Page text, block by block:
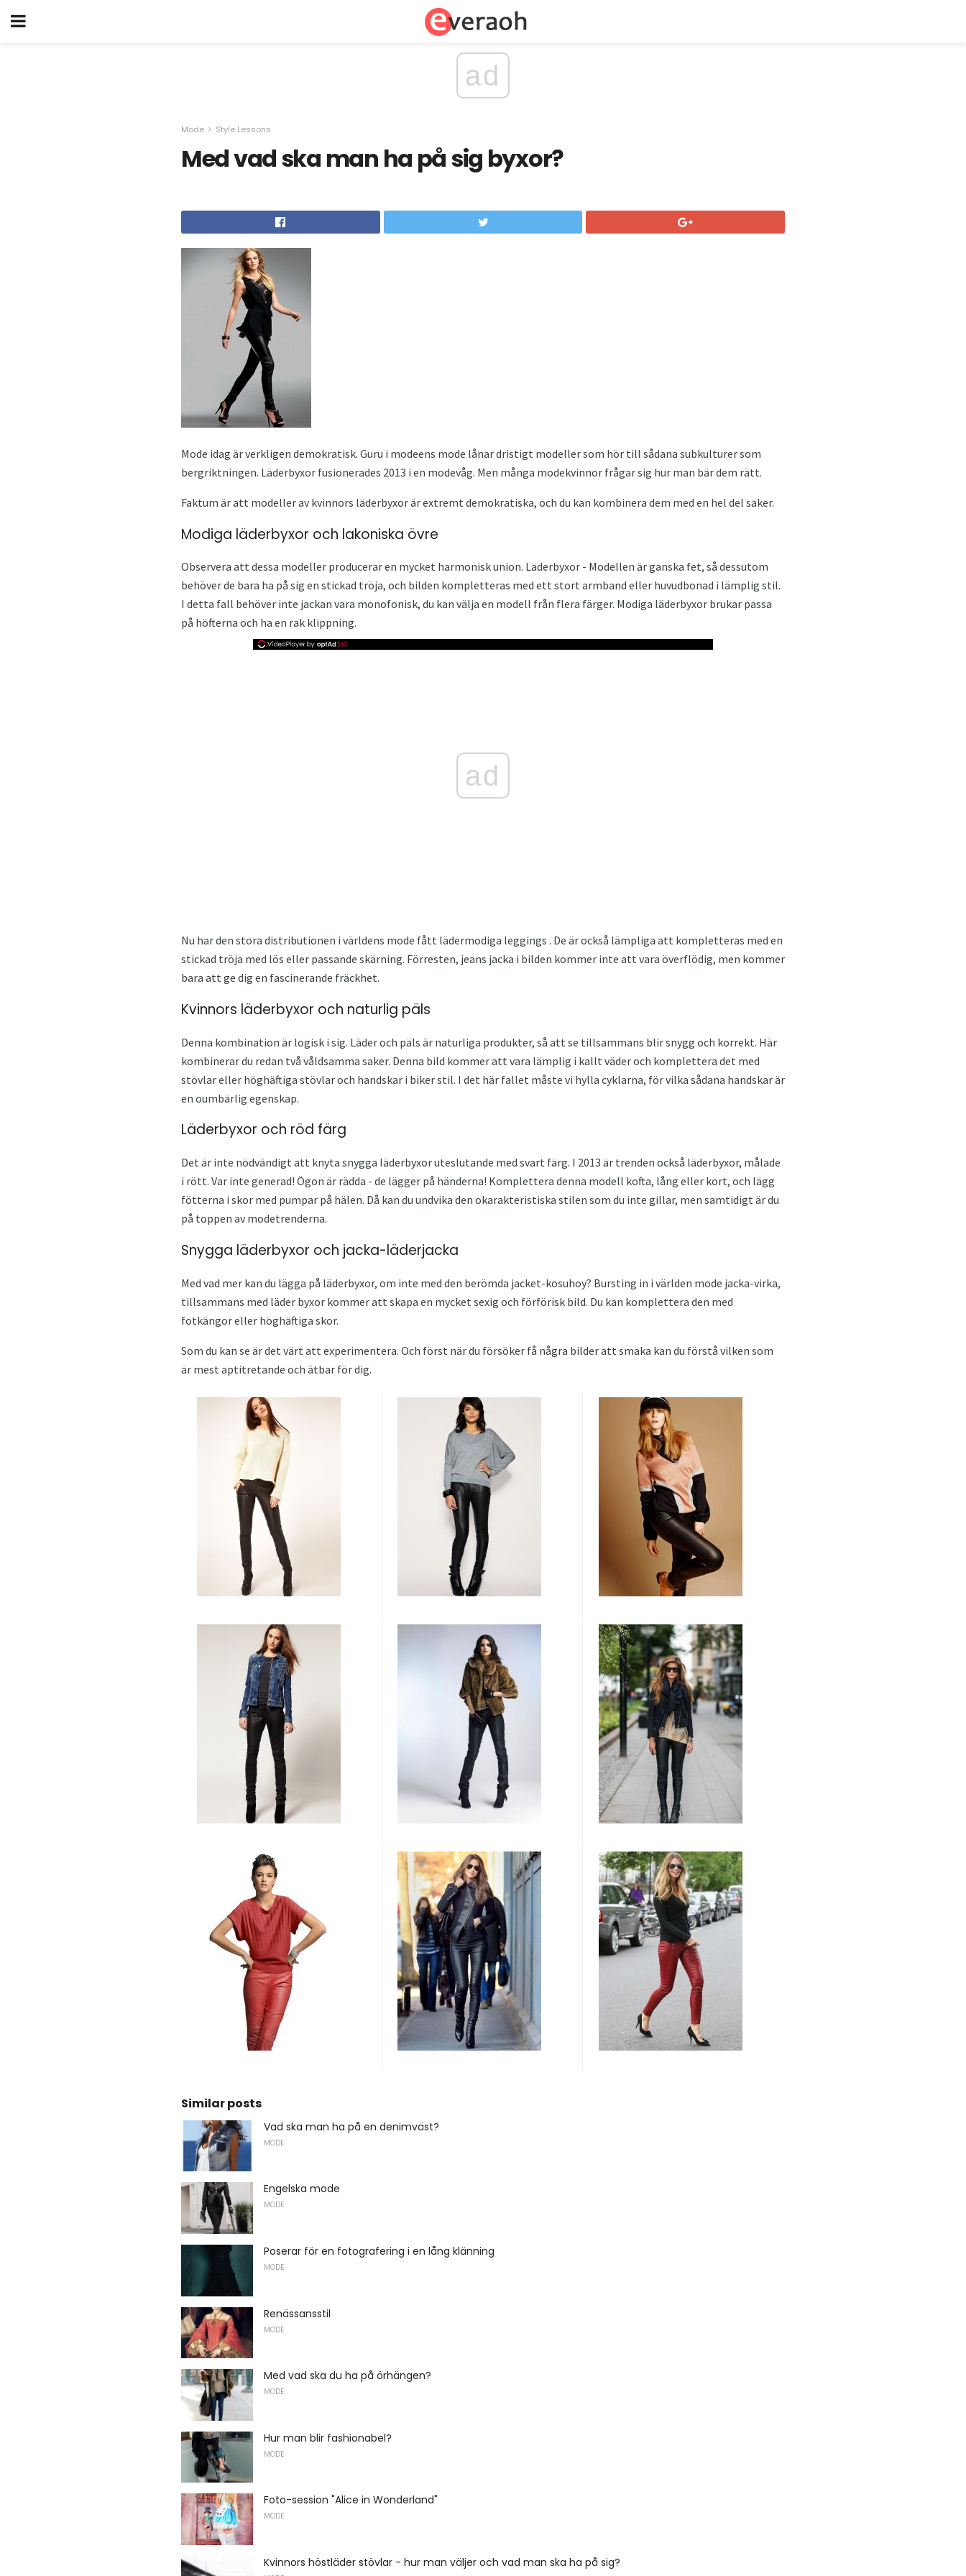
ad
Mode Style Lessons
Med vad ska man ha på sig byxor?
Mode idag är verkligen demokratisk. Guru i modeens mode lånar dristigt modeller som hör till sådana subkulturer som
bergriktningen. Läderbyxor fusionerades 2013 i en modevåg. Men många modekvinnor frågar sig hur man bär dem rätt.
Faktum är att modeller av kvinnors läderbyxor är extremt demokratiska, och du kan kombinera dem med en hel del saker.
Modiga läderbyxor och lakoniska övre
Observera att dessa modeller producerar en mycket harmonisk union. Läderbyxor - Modellen är ganska fet, så dessutom
behöver de bara ha på sig en stickad tröja, och bilden kompletteras med ett stort armband eller huvudbonad i lämplig stil.
I detta fall behöver inte jackan vara monofonisk, du kan välja en modell från flera färger. Modiga läderbyxor brukar passa
på höfterna och ha en rak klippning.
ad
Nu har den stora distributionen i världens mode fått lädermodiga leggings . De är också lämpliga att kompletteras med en
stickad tröja med lös eller passande skärning. Förresten, jeans jacka i bilden kommer inte att vara överflödig, men kommer
bara att ge dig en fascinerande fräckhet.
Kvinnors läderbyxor och naturlig päls
Denna kombination är logisk i sig. Läder och päls är naturliga produkter, så att se tillsammans blir snygg och korrekt. Här
kombinerar du redan två våldsamma saker. Denna bild kommer att vara lämplig i kallt väder och komplettera det med
stövlar eller höghäftiga stövlar och handskar i biker stil. I det här fallet måste vi hylla cyklarna, för vilka sådana handskar är
en oumbärlig egenskap.
Läderbyxor och röd färg
Det är inte nödvändigt att knyta snygga läderbyxor uteslutande med svart färg. I 2013 är trenden också läderbyxor, målade
i rött. Var inte generad! Ögon är rädda - de lägger på händerna! Komplettera denna modell kofta, lång eller kort, och lägg
fötterna i skor med pumpar på hälen. Då kan du undvika den okarakteristiska stilen som du inte gillar, men samtidigt är du
på toppen av modetrenderna.
Snygga läderbyxor och jacka-läderjacka
Med vad mer kan du lägga på läderbyxor, om inte med den berömda jacket-kosuhoy? Bursting in i världen mode jacka-virka,
tillsammans med läder byxor kommer att skapa en mycket sexig och förförisk bild. Du kan komplettera den med
fotkängor eller höghäftiga skor.
Som du kan se är det värt att experimentera. Och först när du försöker få några bilder att smaka kan du förstå vilken som
är mest aptitretande och ätbar för dig.
Similar posts
Vad ska man ha på en denimväst?
MODE
Engelska mode
MODE
Poserar för en fotografering i en lång klänning
MODE
Renässansstil
MODE
Med vad ska du ha på örhängen?
MODE
Hur man blir fashionabel?
MODE
Foto-session "Alice in Wonderland"
MODE
Kvinnors höstläder stövlar - hur man väljer och vad man ska ha på sig?